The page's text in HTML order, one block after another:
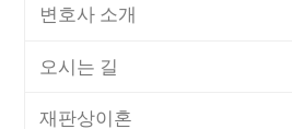
변호사 소개
오시는 길
재판상이혼